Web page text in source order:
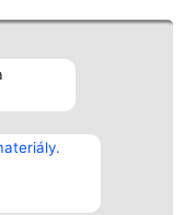
Kontakt